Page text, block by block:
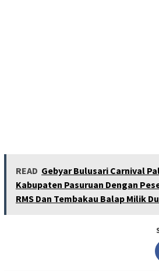
READ Gebyar Bulusari Carnival
Kabupaten Pasuruan Dengan
RMS Dan Tembakau Balap Milik